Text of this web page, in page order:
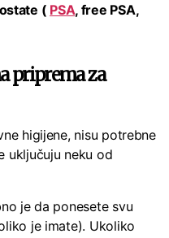
( PSA, free PSA,
priprema za
higijene, nisu potrebne
uključuju neku od
je da ponesete svu
je imate). Ukoliko